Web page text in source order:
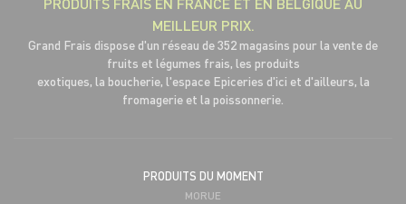
MEILLEUR PRIX.
Grand Frais dispose d'un réseau de 352 magasins pour la vente de
fruits et légumes frais, les produits
exotiques, la boucherie, l'espace Epiceries d'ici et d'ailleurs, la
fromagerie et la poissonnerie.
PRODUITS DU MOMENT
MORUE